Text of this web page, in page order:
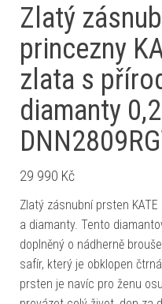
Zlatý
princezny
zlata s
diamanty
29 990 Kč
Zlatý zásnubní prsten
a diamanty. Tento
doplněný o nádherně
safír, který je obklopen
prsten je navíc pro ženu